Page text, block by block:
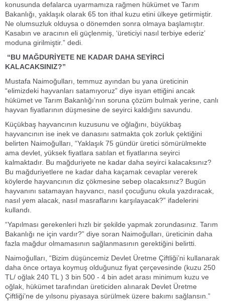
konusunda defalarca uyarmamıza rağmen hükümet ve Tarım
Bakanlığı, yaklaşık olarak 65 ton ithal kuzu etini ülkeye getirmiştir.
Ne olumsuzluk olduysa o dönemden sonra olmaya başlamıştır.
Kasabın ve aracının eli güçlenmiş, ‘üreticiyi nasıl terbiye ederiz’
moduna girilmiştir.” dedi.
“BU MAĞDURİYETE NE KADAR DAHA SEYİRCİ
KALACAKSINIZ?”
Mustafa Naimoğulları, temmuz ayından bu yana üreticinin
“elimizdeki hayvanları satamıyoruz” diye isyan ettiğini ancak
hükümet ve Tarım Bakanlığı’nın soruna çözüm bulmak yerine, canlı
hayvan fiyatlarının düşmesine de seyirci kaldığını savundu.
Küçükbaş hayvancının kuzusunu ve oğlağını, büyükbaş
hayvancının ise inek ve danasını satmakta çok zorluk çektiğini
belirten Naimoğulları, “Yaklaşık 75 gündür üretici sömürülmekte
ama devlet, yüksek fiyatlara satılan et fiyatlarına seyirci
kalmaktadır. Bu mağduriyete ne kadar daha seyirci kalacaksınız?
Bu mağduriyetlere ne kadar daha kaçamak cevaplar vererek
köylerde hayvancının diz çökmesine sebep olacaksınız? Bugün
hayvanını satamayan hayvancı, nasıl çocuğunu okula yazdıracak,
nasıl yem alacak, nasıl masraflarını karşılayacak?” ifadelerini
kullandı.
“Yapılması gerekenleri hızlı bir şekilde yapmak zorundasınız. Tarım
Bakanlığı ne için vardır?” diye soran Naimoğulları, üreticinin daha
fazla mağdur olmamasının sağlanmasının gerektiğini belirtti.
Naimoğulları, “Bizim düşüncemiz Devlet Üretme Çiftliği’ni kullanarak
daha önce ortaya koymuş olduğunuz fiyat çerçevesinde (kuzu 250
TL/ oğlak 240 TL ) 3 bin 500 - 4 bin adet arası minimum kuzu ve
oğlak, hükümet tarafından üreticiden alınarak Devlet Üretme
Çiftliği’ne de yılsonu piyasaya sürülmek üzere bakımı sağlansın.”